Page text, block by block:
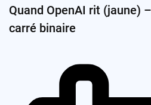
Quand OpenAI rit (jaune)
carré binaire